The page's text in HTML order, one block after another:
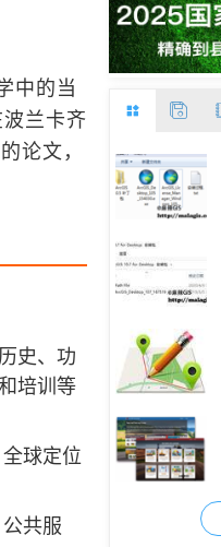
中的当
兰卡齐
论文，
史、功
培训等
球定位
共服